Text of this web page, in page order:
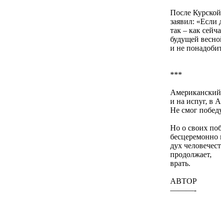
После
заявил: «Если
так – как
будущей
и не
***
и на испуг, в
Не смог
Но о своих
бесцеремонно
дух
продолжает,
врать.
АВТОР
———-